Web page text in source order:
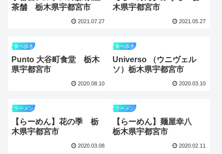
茶舗 栃木県宇都宮市
2021.07.27
木県宇都宮市
2021.05.27
食べ歩き
Punto 大谷町食堂 栃木
県宇都宮市
2020.08.10
食べ歩き
Universo （ウニヴェル
ソ）栃木県宇都宮市
2020.03.10
ラーメン
【らーめん】花の季 栃
木県宇都宮市
2020.03.08
ラーメン
【らーめん】麺屋幸八
栃木県宇都宮市
2020.02.11